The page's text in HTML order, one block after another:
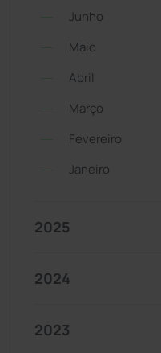
Junho
Maio
Abril
Março
Fevereiro
Janeiro
2025
2024
2023